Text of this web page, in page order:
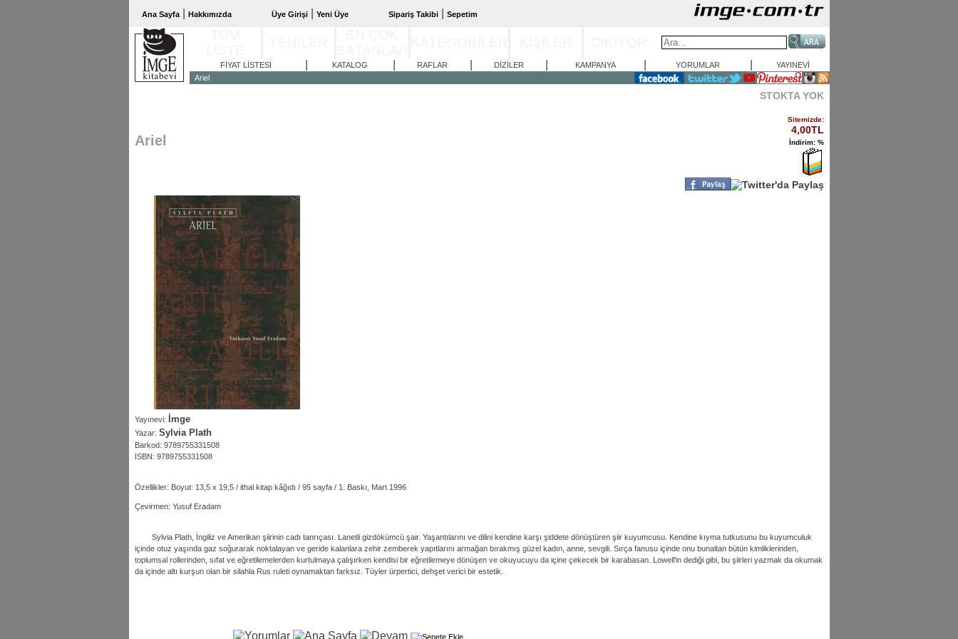
Ana Sayfa| Hakkımızda Üye Girişi| Yeni Üye Sipariş Takibi| Sepetim
FİYAT LİSTESİ KATALOG RAFLAR DİZİLER KAMPANYA YORUMLAR
YAYINEVİ
Ariel
Ariel
STOKTA YOK
Sitemizde:
4,00TL
İndirim: %
Yayınevi: İmge
Yazar: Sylvia Plath
Barkod: 9789755331508
ISBN: 9789755331508
Özellikler: Boyut: 13,5 x 19,5 / ithal kitap kâğıdı / 95 sayfa / 1. Baskı, Mart 1996
Çevirmen: Yusuf Eradam
Sylvia Plath, İngiliz ve Amerikan şiirinin cadı tanrıçası. Lanetli gizdökümcü şair. Yaşantılarını ve dilini kendine karşı şiddete dönüştüren şiir kuyumcusu. Kendine kıyma tutkusunu bu kuyumculuk
içinde otuz yaşında gaz soğurarak noktalayan ve geride kalanlara zehir zemberek yapıtlarını armağan bırakmış güzel kadın, anne, sevgili. Sırça fanusu içinde onu bunaltan bütün kimliklerinden,
toplumsal rollerinden, sıfat ve eğretilemelerden kurtulmaya çalışırken kendisi bir eğretilemeye dönüşen ve okuyucuyu da içine çekecek bir karabasan. Lowell'in dediği gibi, bu şiirleri yazmak da okumak
da içinde altı kurşun olan bir silahla Rus ruleti oynamaktan farksız. Tüyler ürpertici, dehşet verici bir estetik.